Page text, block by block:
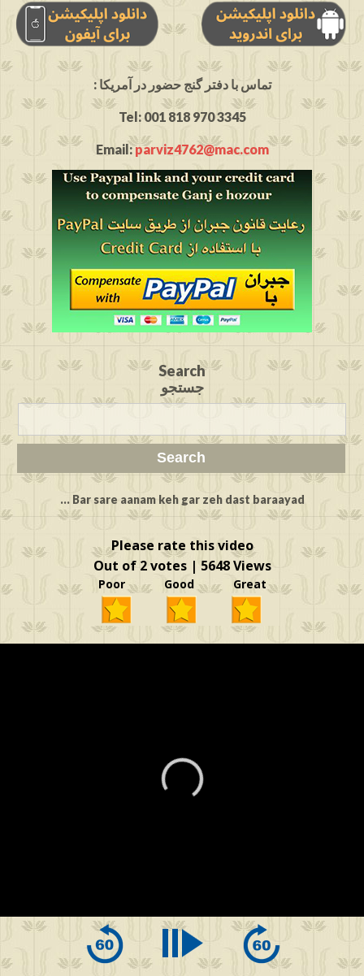
: تماس با دفتر گنج حضور در آمریکا
Tel: 001 818 970 3345
Email:parviz4762@mac.com
Search
جستجو
Bar sare aanam keh gar zeh dast baraayad ...
Please rate this video
Out of 2 votes | 5648 Views
Poor Good Great
seconds
0